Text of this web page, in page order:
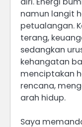
namun langit
petualangan.
terang,
sedangkan
kehangatan
menciptakan
rencana,
arah hidup.
Saya